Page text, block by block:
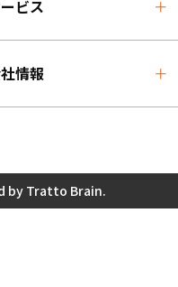
ビス
情報
by Tratto Brain.